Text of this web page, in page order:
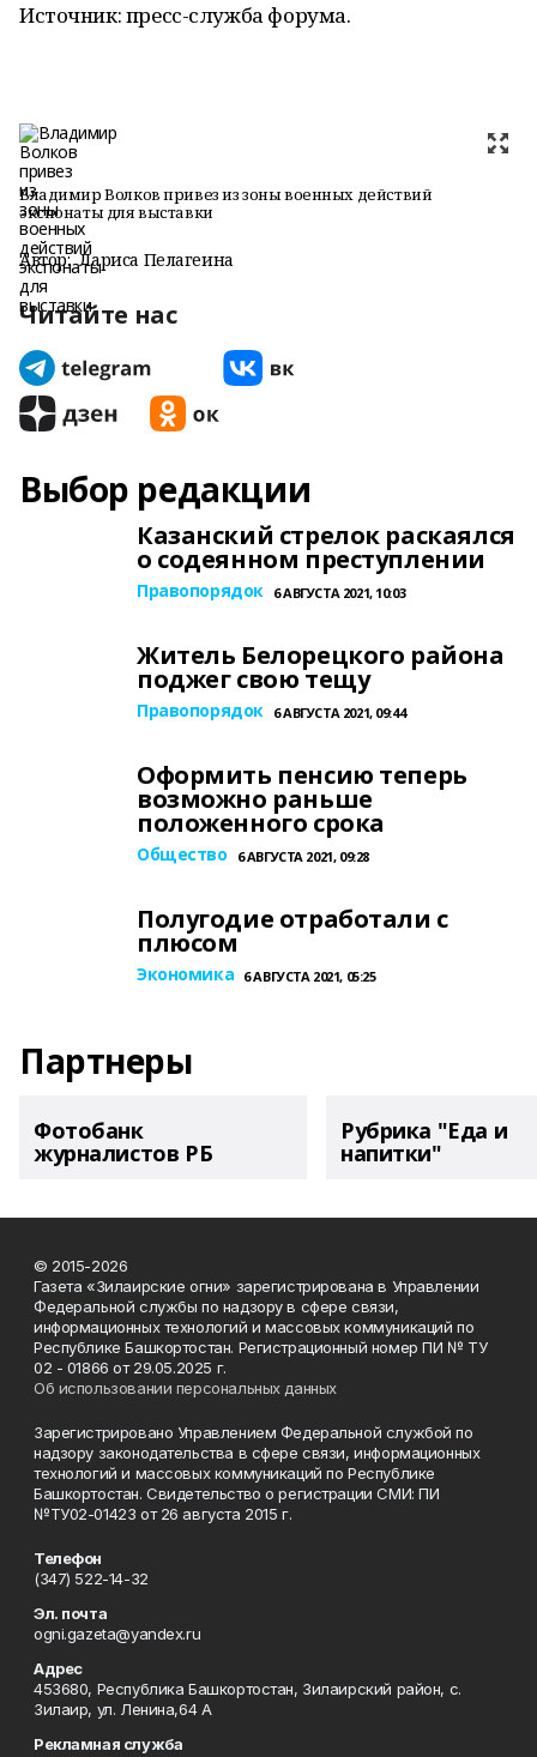
Источник: пресс-служба форума.
Владимир Волков привез из зоны военных действий
экспонаты для выставки
Автор: Лариса Пелагеина
Читайте нас
Выбор редакции
Казанский стрелок раскаялся
о содеянном преступлении
Правопорядок 6 АВГУСТА 2021, 10:03
Житель Белорецкого района
поджег свою тещу
Правопорядок 6 АВГУСТА 2021, 09:44
Оформить пенсию теперь
возможно раньше
положенного срока
Общество 6 АВГУСТА 2021, 09:28
Полугодие отработали с
плюсом
Экономика 6 АВГУСТА 2021, 05:25
Партнеры
Фотобанк
журналистов РБ
Рубрика "Еда и
напитки"
© 2015-2026
Газета «Зилаирские огни» зарегистрирована в Управлении
Федеральной службы по надзору в сфере связи,
информационных технологий и массовых коммуникаций по
Республике Башкортостан. Регистрационный номер ПИ № ТУ
02 - 01866 от 29.05.2025 г.
Об использовании персональных данных
Зарегистрировано Управлением Федеральной службой по
надзору законодательства в сфере связи, информационных
технологий и массовых коммуникаций по Республике
Башкортостан. Свидетельство о регистрации СМИ: ПИ
№ТУ02-01423 от 26 августа 2015 г.
Телефон
(347) 522-14-32
Эл. почта
ogni.gazeta@yandex.ru
Адрес
453680, Республика Башкортостан, Зилаирский район, с.
Зилаир, ул. Ленина,64 А
Рекламная служба